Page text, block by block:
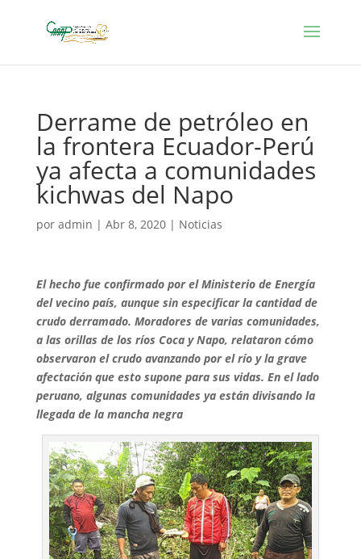
Derrame de petróleo en
la frontera Ecuador-Perú
ya afecta a comunidades
kichwas del Napo
por admin | Abr 8, 2020| Noticias
El hecho fue confirmado por el Ministerio de Energía
del vecino país, aunque sin especificar la cantidad de
crudo derramado. Moradores de varias comunidades,
a las orillas de los ríos Coca y Napo, relataron cómo
observaron el crudo avanzando por el río y la grave
afectación que esto supone para sus vidas. En el lado
peruano, algunas comunidades ya están divisando la
llegada de la mancha negra